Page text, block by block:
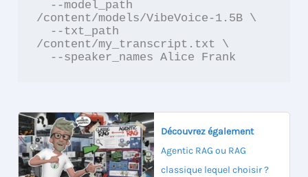
/content/models/VibeVoice-1.5B \
/content/my_transcript.txt \
  --speaker_names Alice Frank
Découvrez également
Agentic RAG ou RAG
classique lequel choisir ?